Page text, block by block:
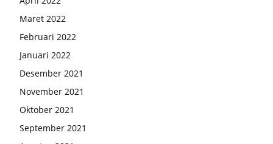
Maret 2022
Februari 2022
Januari 2022
Desember 2021
November 2021
Oktober 2021
September 2021